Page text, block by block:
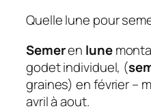
Quelle lune pour
Semeren lune
godet individuel, (
graines) en février –
avril à aout.